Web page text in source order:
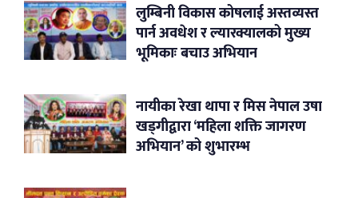
लुम्बिनी विकास कोषलाई अस्तव्यस्त
पार्न अवधेश र ल्यारक्यालको मुख्य
भूमिकाः बचाउ अभियान
नायीका रेखा थापा र मिस नेपाल उषा
खड्गीद्वारा ‘महिला शक्ति जागरण
अभियान’ को शुभारम्भ